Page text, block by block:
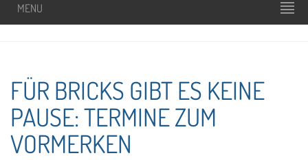
MENU
FÜR BRICKS GIBT ES KEINE
PAUSE: TERMINE ZUM
VORMERKEN